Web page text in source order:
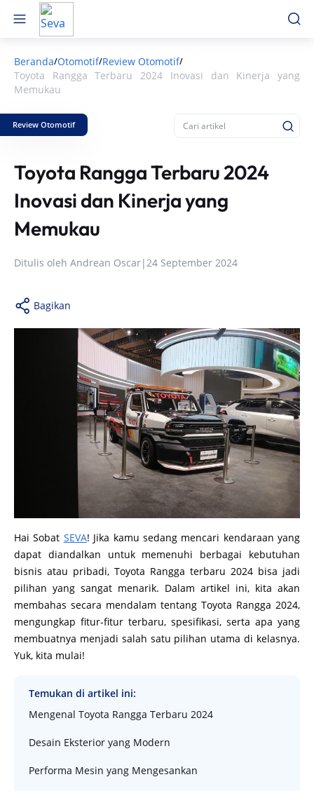
Beranda/Otomotif/Review Otomotif/
Toyota Rangga Terbaru 2024 Inovasi dan Kinerja yang
Memukau
Review Otomotif
Toyota Rangga Terbaru 2024
Inovasi dan Kinerja yang
Memukau
Ditulis oleh Andrean Oscar|24 September 2024
Bagikan
Hai Sobat SEVA! Jika kamu sedang mencari kendaraan yang
dapat diandalkan untuk memenuhi berbagai kebutuhan
bisnis atau pribadi, Toyota Rangga terbaru 2024 bisa jadi
pilihan yang sangat menarik. Dalam artikel ini, kita akan
membahas secara mendalam tentang Toyota Rangga 2024,
mengungkap fitur-fitur terbaru, spesifikasi, serta apa yang
membuatnya menjadi salah satu pilihan utama di kelasnya.
Yuk, kita mulai!
Temukan di artikel ini:
Mengenal Toyota Rangga Terbaru 2024
Desain Eksterior yang Modern
Performa Mesin yang Mengesankan